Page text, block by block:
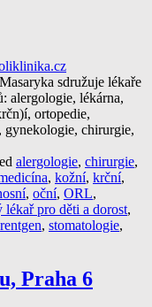
sdružuje lékaře
alergologie, lékárna,
ortopedie,
gynekologie, chirurgie,
alergologie, chirurgie,
, kožní, krční,
, oční, ORL,
lékař pro děti a dorost,
rentgen, stomatologie,
Praha 6